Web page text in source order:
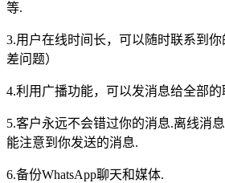
等.
3.用户在线时间长，可以随时联系到
差问题）
4.利用广播功能，可以发消息给全部的
5.客户永远不会错过你的消息.离线消
能注意到你发送的消息.
6.备份WhatsApp聊天和媒体.